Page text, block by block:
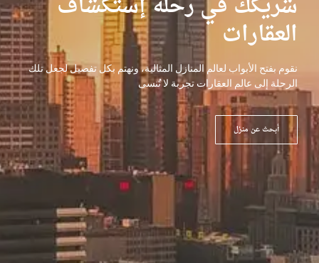
العقارات
نقوم بفتح الأبواب لعالم المنازل المثالية، ونهتم بكل تفصيل لجعل تلك
الرحلة إلى عالم العقارات تجربة لا تُنسى
أبحث عن منزل